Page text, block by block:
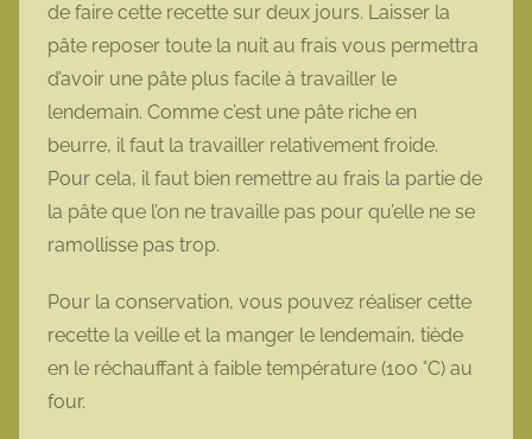
de faire cette recette sur deux jours. Laisser la
pâte reposer toute la nuit au frais vous permettra
d’avoir une pâte plus facile à travailler le
lendemain. Comme c’est une pâte riche en
beurre, il faut la travailler relativement froide.
Pour cela, il faut bien remettre au frais la partie de
la pâte que l’on ne travaille pas pour qu’elle ne se
ramollisse pas trop.
Pour la conservation, vous pouvez réaliser cette
recette la veille et la manger le lendemain, tiède
en le réchauffant à faible température (100 °C) au
four.